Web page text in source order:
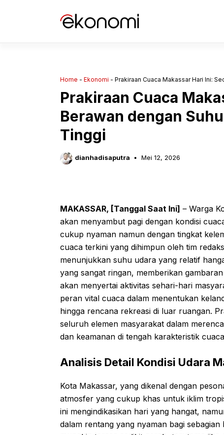
Home - Ekonomi - Prakiraan Cuaca Makassar Hari Ini:
Prakiraan Cuaca
Berawan dengan
Tinggi
dianhadisaputra Mei 12, 2026
MAKASSAR, [Tanggal Saat Ini] – Warga
akan menyambut pagi dengan kondisi
cukup nyaman namun dengan tingkat
cuaca terkini yang dihimpun oleh tim
menunjukkan suhu udara yang relatif
yang sangat ringan, memberikan
akan menyertai aktivitas sehari-hari
peran vital cuaca dalam menentukan
hingga rencana rekreasi di luar ruangan.
seluruh elemen masyarakat dalam
dan keamanan di tengah karakteristik
Analisis Detail Kondisi Udara
Kota Makassar, yang dikenal dengan
atmosfer yang cukup khas untuk iklim
ini mengindikasikan hari yang hangat,
dalam rentang yang nyaman bagi